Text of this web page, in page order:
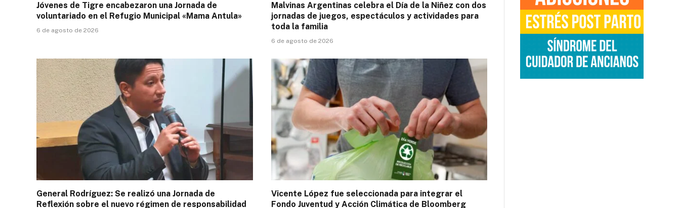
Jóvenes de Tigre encabezaron una Jornada de
voluntariado en el Refugio Municipal «Mama Antula»
6 de agosto de 2026
Malvinas Argentinas celebra el Día de la Niñez con dos
jornadas de juegos, espectáculos y actividades para
toda la familia
6 de agosto de 2026
General Rodríguez: Se realizó una Jornada de
Reflexión sobre el nuevo régimen de responsabilidad
Vicente López fue seleccionada para integrar el
Fondo Juventud y Acción Climática de Bloomberg